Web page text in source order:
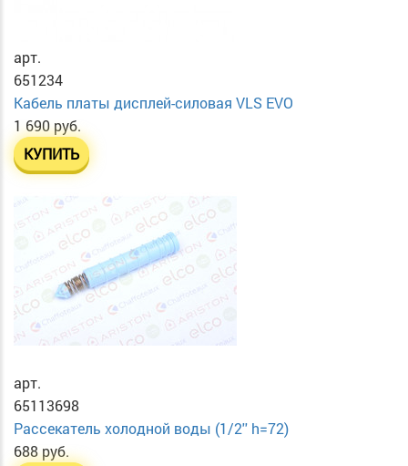
арт.
651234
Кабель платы дисплей-силовая VLS EVO
1 690 руб.
КУПИТЬ
арт.
65113698
Рассекатель холодной воды (1/2'' h=72)
688 руб.